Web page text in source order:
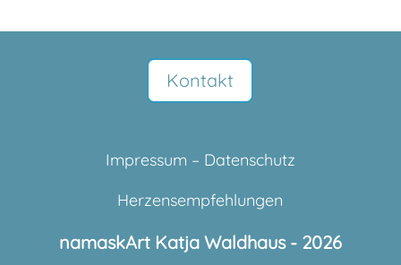
Impressum – Datenschutz
Herzensempfehlungen
namaskArt Katja Waldhaus - 2026
Kontakt